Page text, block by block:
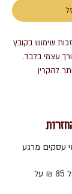
שימוש בקובץ
עצמי בלבד.
להקרין
נשלחות תוך 3-5 ימי עסקים מרגע
משלוח לחו"ל נעשה בתוספת של 85 ₪ על